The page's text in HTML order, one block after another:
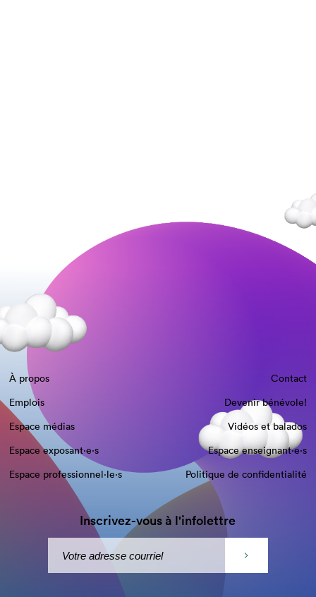
À propos
Contact
Emplois
Devenir bénévole!
Espace médias
Vidéos et balados
Espace exposant·e⋅s
Espace enseignant·e⋅s
Espace professionnel·le⋅s
Politique de confidentialité
Inscrivez-vous à l'infolettre